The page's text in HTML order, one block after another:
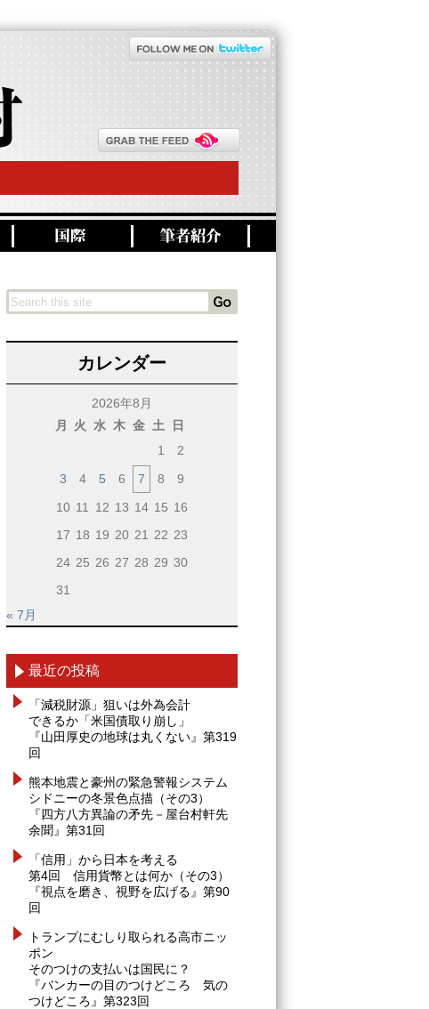
カレンダー
2026年8月
月
火 水 木 金 土
日
1
2
3
4 5 6 7 8
9
10 11 12 13 14 15 16
17 18 19 20 21 22 23
24 25 26 27 28 29 30
31
« 7月
最近の投稿
「減税財源」狙いは外為会計
できるか「米国債取り崩し」
『山田厚史の地球は丸くない』第319
回
熊本地震と豪州の緊急警報システム
シドニーの冬景色点描（その3）
『四方八方異論の矛先－屋台村軒先
余聞』第31回
「信用」から日本を考える
第4回 信用貨幣とは何か（その3）
『視点を磨き、視野を広げる』第90
回
トランプにむしり取られる高市ニッ
ポン
そのつけの支払いは国民に？
『バンカーの目のつけどころ 気の
つけどころ』第323回